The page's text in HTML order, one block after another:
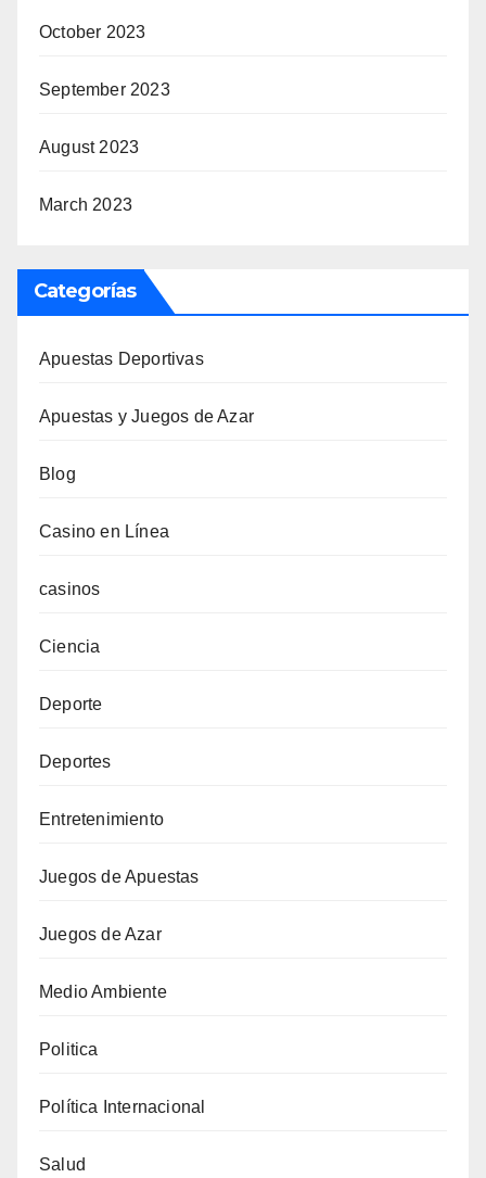
October 2023
September 2023
August 2023
March 2023
Categorías
Apuestas Deportivas
Apuestas y Juegos de Azar
Blog
Casino en Línea
casinos
Ciencia
Deporte
Deportes
Entretenimiento
Juegos de Apuestas
Juegos de Azar
Medio Ambiente
Politica
Política Internacional
Salud